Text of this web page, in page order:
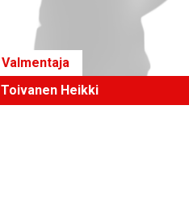
Valmentaja
Toivanen Heikki